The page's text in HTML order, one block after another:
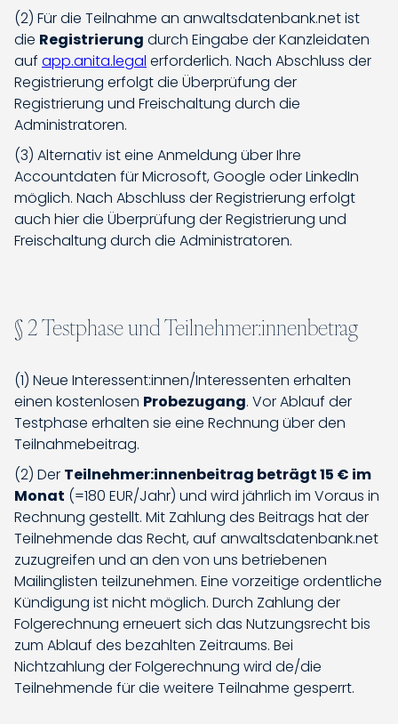
(2) Für die Teilnahme an anwaltsdatenbank.net ist
die Registrierung durch Eingabe der Kanzleidaten
auf app.anita.legal erforderlich. Nach Abschluss der
Registrierung erfolgt die Überprüfung der
Registrierung und Freischaltung durch die
Administratoren.
(3) Alternativ ist eine Anmeldung über Ihre
Accountdaten für Microsoft, Google oder LinkedIn
möglich. Nach Abschluss der Registrierung erfolgt
auch hier die Überprüfung der Registrierung und
Freischaltung durch die Administratoren.
§ 2 Testphase und Teilnehmer:innenbetrag
(1) Neue Interessent:innen/Interessenten erhalten
einen kostenlosen Probezugang. Vor Ablauf der
Testphase erhalten sie eine Rechnung über den
Teilnahmebeitrag.
(2) Der Teilnehmer:innenbeitrag beträgt 15 € im
Monat (=180 EUR/Jahr) und wird jährlich im Voraus in
Rechnung gestellt. Mit Zahlung des Beitrags hat der
Teilnehmende das Recht, auf anwaltsdatenbank.net
zuzugreifen und an den von uns betriebenen
Mailinglisten teilzunehmen. Eine vorzeitige ordentliche
Kündigung ist nicht möglich. Durch Zahlung der
Folgerechnung erneuert sich das Nutzungsrecht bis
zum Ablauf des bezahlten Zeitraums. Bei
Nichtzahlung der Folgerechnung wird de/die
Teilnehmende für die weitere Teilnahme gesperrt.